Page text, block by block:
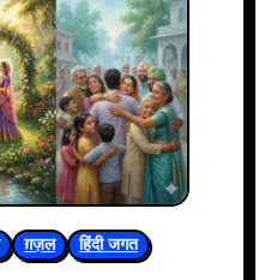
ग़ज़ल हिंदी जगत